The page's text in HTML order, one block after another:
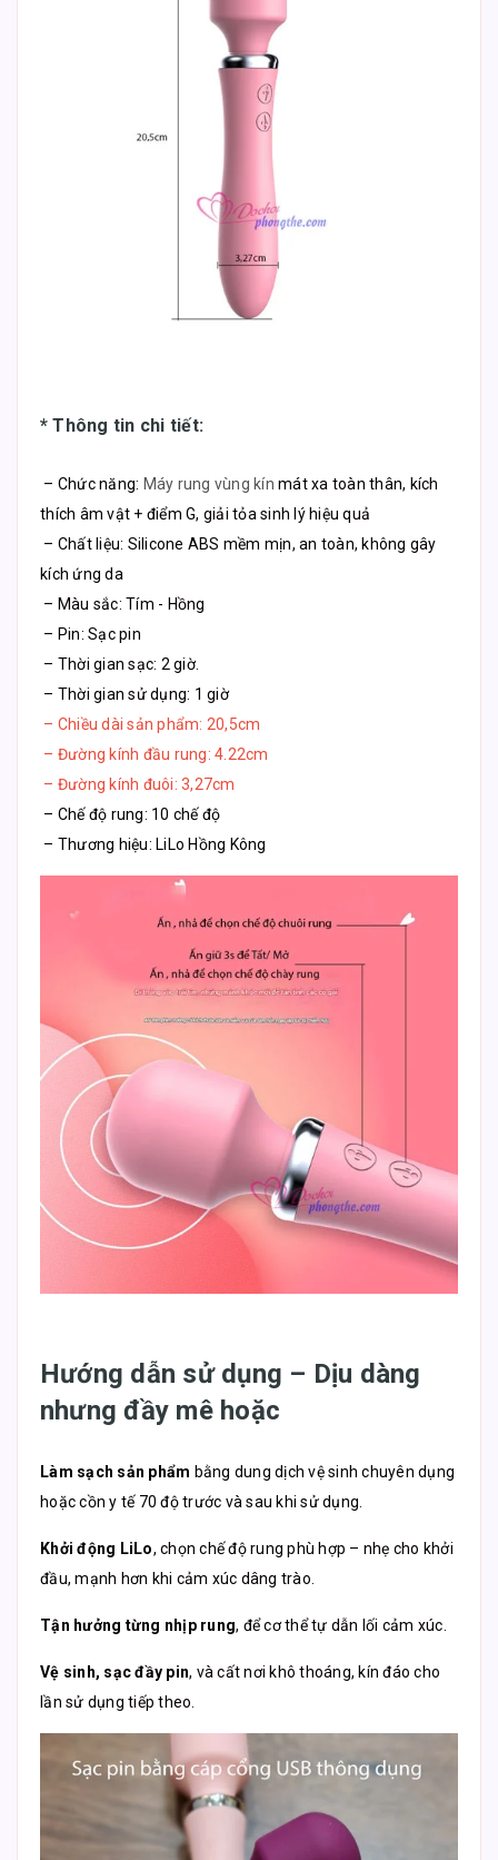
* Thông tin chi tiết:
– Chức năng: Máy rung vùng kín mát xa toàn thân, kích
thích âm vật + điểm G, giải tỏa sinh lý hiệu quả
– Chất liệu: Silicone ABS mềm mịn, an toàn, không gây
kích ứng da
– Màu sắc: Tím - Hồng
– Pin: Sạc pin
– Thời gian sạc: 2 giờ.
– Thời gian sử dụng: 1 giờ
– Chiều dài sản phẩm: 20,5cm
– Đường kính đầu rung: 4.22cm
– Đường kính đuôi: 3,27cm
– Chế độ rung: 10 chế độ
– Thương hiệu: LiLo Hồng Kông
Hướng dẫn sử dụng – Dịu dàng
nhưng đầy mê hoặc
Làm sạch sản phẩm bằng dung dịch vệ sinh chuyên dụng
hoặc cồn y tế 70 độ trước và sau khi sử dụng.
Khởi động LiLo, chọn chế độ rung phù hợp – nhẹ cho khởi
đầu, mạnh hơn khi cảm xúc dâng trào.
Tận hưởng từng nhịp rung, để cơ thể tự dẫn lối cảm xúc.
Vệ sinh, sạc đầy pin, và cất nơi khô thoáng, kín đáo cho
lần sử dụng tiếp theo.